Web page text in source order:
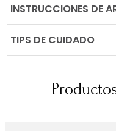
INSTRUCCIONES DE
TIPS DE CUIDADO